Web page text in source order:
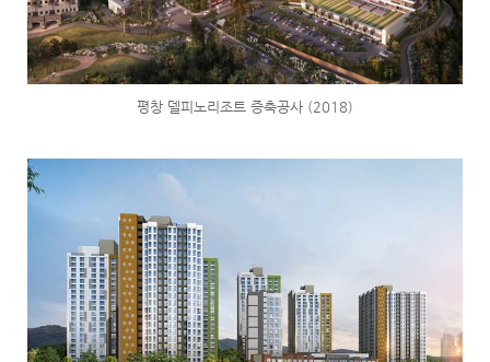
평창 델피노리조트 증축공사 (2018)